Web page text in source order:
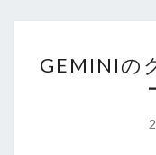
GEMINIの